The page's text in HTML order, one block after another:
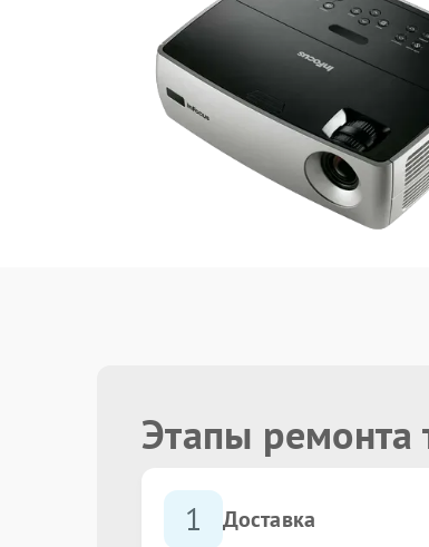
Этапы ремонта
1 Доставка